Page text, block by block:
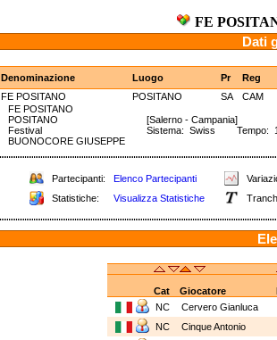
FE
Dati
Denominazione Luogo Pr
Reg
FE POSITANO POSITANO SA
CAM
FE POSITANO
POSITANO
[Salerno - Campania]
Festival
Sistema: Swiss Tempo:
BUONOCORE GIUSEPPE
Partecipanti: Elenco Partecipanti
Statistiche:
Visualizza Statistiche
Cat Giocatore
NC
Cervero Gianluca
NC
Cinque Antonio